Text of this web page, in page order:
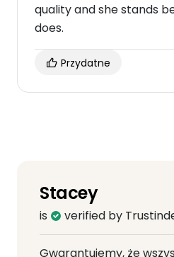
quality and she stands
does.
Przydatne
Stacey
is verified by
Gwarantujemy, że